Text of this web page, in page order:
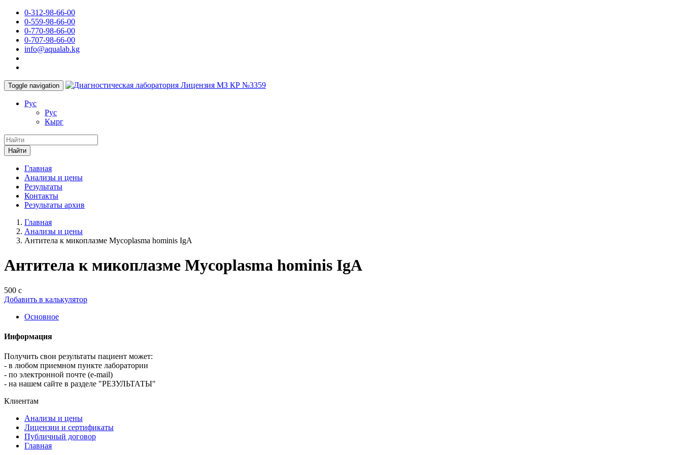
0-312-98-66-00
0-559-98-66-00
0-770-98-66-00
0-707-98-66-00
info@aqualab.kg
Toggle navigation Лицензия МЗ КР №3359
Руc
Руc
Кырг
Найти
Главная
Анализы и цены
Результаты
Контакты
Результаты архив
Главная
Анализы и цены
Антитела к микоплазме Mycoplasma hominis IgA
Антитела к микоплазме Mycoplasma hominis IgA
500 с
Добавить в калькулятор
Основное
Информация
Получить свои результаты пациент может:
- в любом приемном пункте лаборатории
- по электронной почте (e-mail)
- на нашем сайте в разделе "РЕЗУЛЬТАТЫ"
Клиентам
Анализы и цены
Лицензии и сертификаты
Публичный договор
Главная